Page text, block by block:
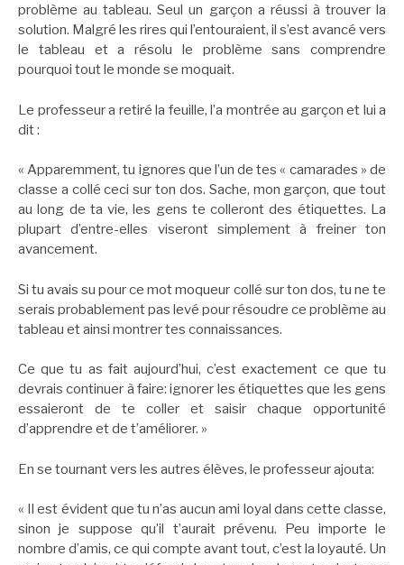
problème au tableau. Seul un garçon a réussi à trouver la
solution. Malgré les rires qui l’entouraient, il s’est avancé vers
le tableau et a résolu le problème sans comprendre
pourquoi tout le monde se moquait.
Le professeur a retiré la feuille, l’a montrée au garçon et lui a
dit :
« Apparemment, tu ignores que l’un de tes « camarades » de
classe a collé ceci sur ton dos. Sache, mon garçon, que tout
au long de ta vie, les gens te colleront des étiquettes. La
plupart d’entre-elles viseront simplement à freiner ton
avancement.
Si tu avais su pour ce mot moqueur collé sur ton dos, tu ne te
serais probablement pas levé pour résoudre ce problème au
tableau et ainsi montrer tes connaissances.
Ce que tu as fait aujourd’hui, c’est exactement ce que tu
devrais continuer à faire: ignorer les étiquettes que les gens
essaieront de te coller et saisir chaque opportunité
d’apprendre et de t’améliorer. »
En se tournant vers les autres élèves, le professeur ajouta:
« Il est évident que tu n’as aucun ami loyal dans cette classe,
sinon je suppose qu’il t’aurait prévenu. Peu importe le
nombre d’amis, ce qui compte avant tout, c’est la loyauté. Un